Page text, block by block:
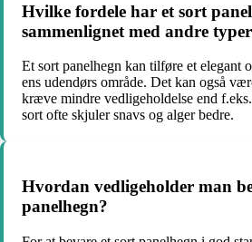
Hvilke fordele har et sort
sammenlignet med andre
Et sort panelhegn kan tilføre et elegant
ens udendørs område. Det kan også
kræve mindre vedligeholdelse end
sort ofte skjuler snavs og alger bedre.
Hvordan vedligeholder man
panelhegn?